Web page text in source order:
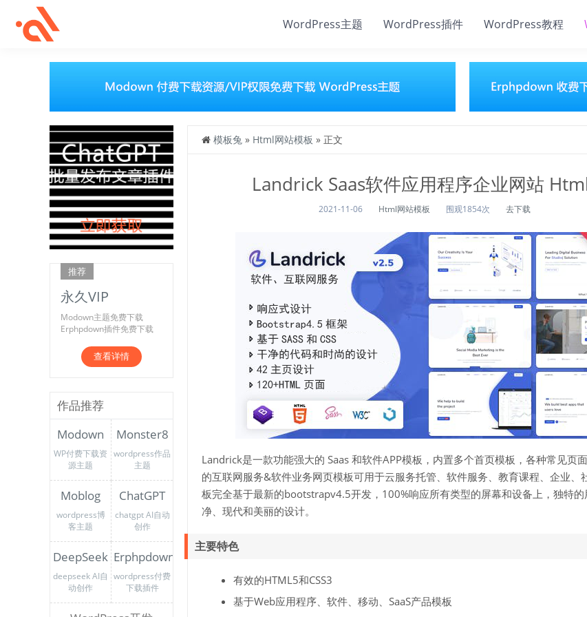
WordPress主题 WordPress插件 WordPress教程
模板兔 » Html网站模板 » 正文
Landrick Saas软件应用程序企业网站
2021-11-06 Html网站模板 围观1854次 去下载
Landrick是一款功能强大的 Saas 和软件APP模板，内置多个首页模板，各种常见页
的互联网服务&软件业务网页模板可用于云服务托管、软件服务、教育课程、企业、
板完全基于最新的bootstrapv4.5开发，100%响应所有类型的屏幕和设备上，独特的
净、现代和美丽的设计。
主要特色
有效的HTML5和CSS3
基于Web应用程序、软件、移动、SaaS产品模板
推荐
永久VIP
Modown主题免费下载
Erphpdown插件免费下载
查看详情
作品推荐
Modown
WP付费下载资
源主题
Monster8
wordpress作品
主题
Moblog
wordpress博
客主题
ChatGPT
chatgpt AI自动
创作
DeepSeek
deepseek AI自
动创作
Erphpdown
wordpress付费
下载插件